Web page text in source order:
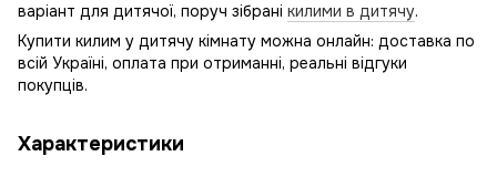
варіант для дитячої, поруч зібрані килими в дитячу.
Купити килим у дитячу кімнату можна онлайн: доставка по
всій Україні, оплата при отриманні, реальні відгуки
покупців.
Характеристики